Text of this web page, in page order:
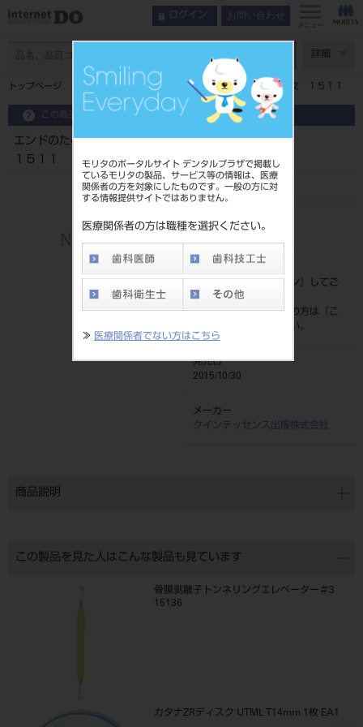
モリタのポータルサイト デンタルプラザで掲載し
ているモリタの製品、サービス等の情報は、医療
関係者の方を対象にしたものです。一般の方に対
する情報提供サイトではありません。
医療関係者の方は職種を選択ください。
≫ 医療関係者でない方はこちら
ログイン お問い合わせ
メニュー
詳細
トップページ エンドのための重要２０キ－ワ－ドベスト２４０論文 １５１１
この商品に関するお問い合わせ
エンドのための重要２０キ－ワ－ドベスト２４０論文
１５１１
品目コード
208050688
ログイン
』してご
覧ください。
ネット会員登録がまだの方は『
こ
』より登録ください。
発売日
2015/10/30
メーカー
クインテッセンス出版株式会社
商品説明
この製品を見た人はこんな製品も見ています
骨膜剥離子トンネリングエレベーター＃3
15136
カタナZRディスク UTML T14mm 1枚 EA1